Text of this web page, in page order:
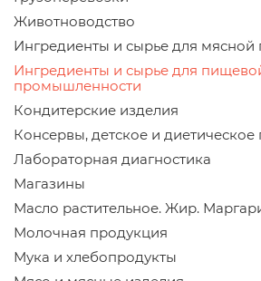
Животноводство
Ингредиенты и сырье для
Ингредиенты и сырье для
промышленности
Кондитерские изделия
Консервы, детское и диетическое
Лабораторная диагностика
Магазины
Масло растительное. Жир.
Молочная продукция
Мука и хлебопродукты